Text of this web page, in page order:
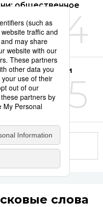
4
общественное
5
многие люди
60 лет хотят
работать
теме
слова